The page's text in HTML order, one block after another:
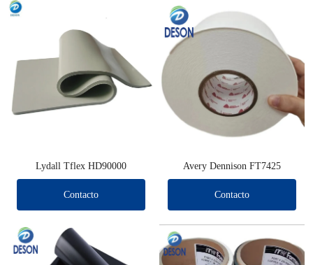
Lydall Tflex HD90000
Contacto
Avery Dennison FT7425
Contacto